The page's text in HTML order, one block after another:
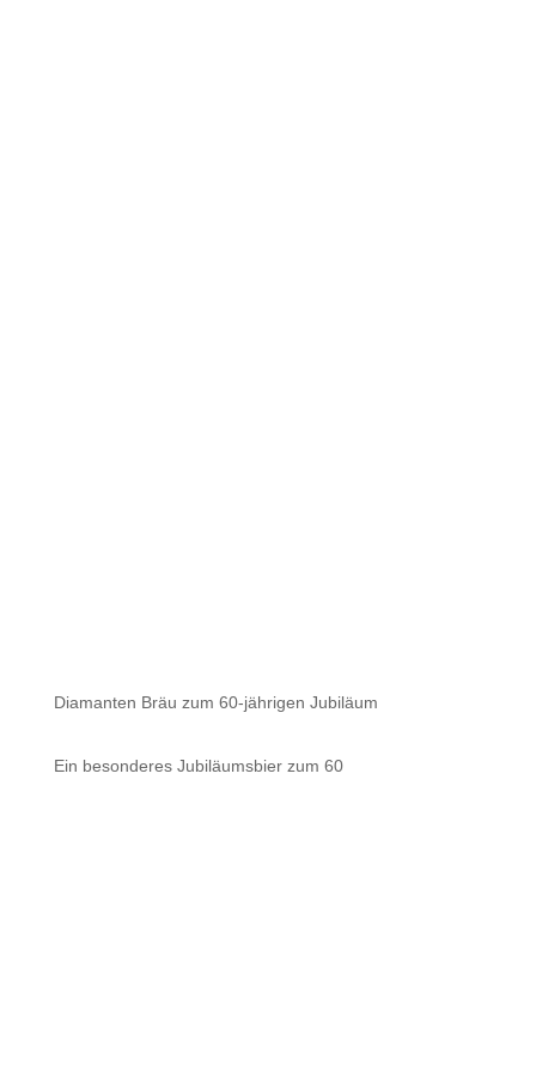
Diamanten Bräu zum 60-jährigen Jubiläum
Ein besonderes Jubiläumsbier zum 60